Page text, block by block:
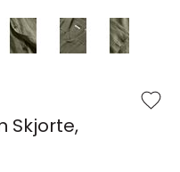
Skjorte,